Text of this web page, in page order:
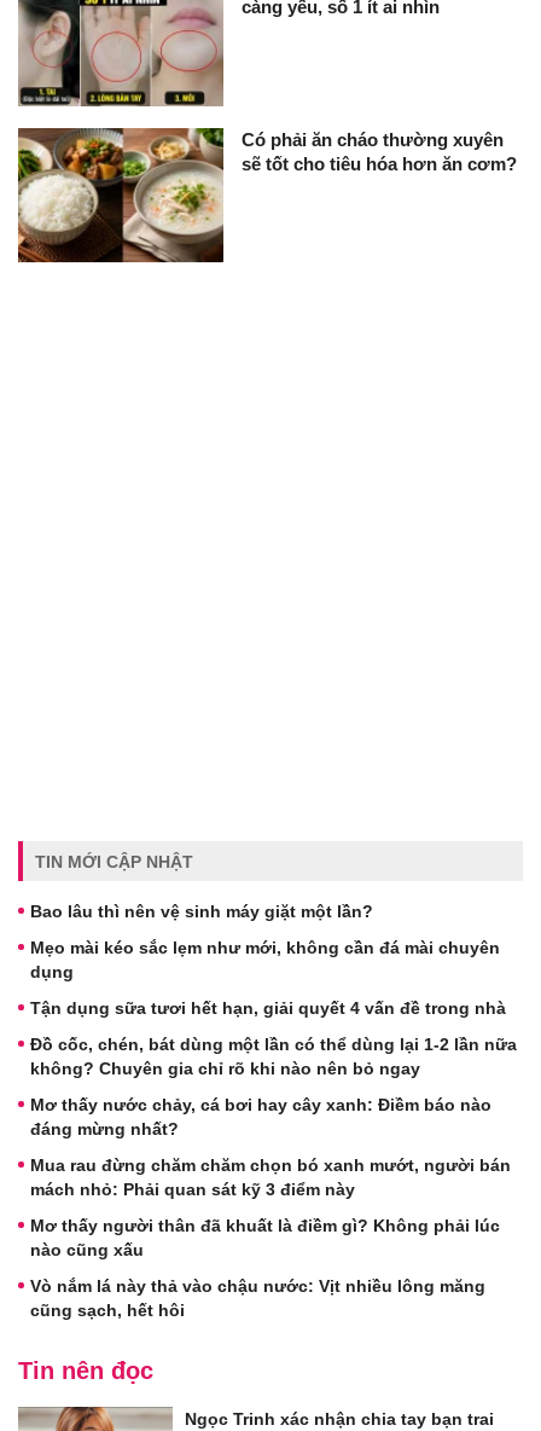
càng yếu, số 1 ít ai nhìn
Có phải ăn cháo thường xuyên
sẽ tốt cho tiêu hóa hơn ăn cơm?
TIN MỚI CẬP NHẬT
Bao lâu thì nên vệ sinh máy giặt một lần?
Mẹo mài kéo sắc lẹm như mới, không cần đá mài chuyên
dụng
Tận dụng sữa tươi hết hạn, giải quyết 4 vấn đề trong nhà
Đồ cốc, chén, bát dùng một lần có thể dùng lại 1-2 lần nữa
không? Chuyên gia chỉ rõ khi nào nên bỏ ngay
Mơ thấy nước chảy, cá bơi hay cây xanh: Điềm báo nào
đáng mừng nhất?
Mua rau đừng chăm chăm chọn bó xanh mướt, người bán
mách nhỏ: Phải quan sát kỹ 3 điểm này
Mơ thấy người thân đã khuất là điềm gì? Không phải lúc
nào cũng xấu
Vò nắm lá này thả vào chậu nước: Vịt nhiều lông măng
cũng sạch, hết hôi
Tin nên đọc
Ngọc Trinh xác nhận chia tay bạn trai